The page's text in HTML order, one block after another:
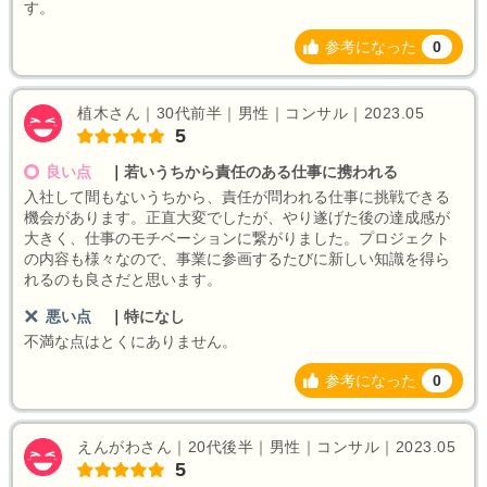
す。
参考になった 0
植木さん｜30代前半｜男性｜コンサル｜2023.05
5
良い点
若いうちから責任のある仕事に携われる
入社して間もないうちから、責任が問われる仕事に挑戦できる
機会があります。正直大変でしたが、やり遂げた後の達成感が
大きく、仕事のモチベーションに繋がりました。プロジェクト
の内容も様々なので、事業に参画するたびに新しい知識を得ら
れるのも良さだと思います。
悪い点
特になし
不満な点はとくにありません。
参考になった 0
えんがわさん｜20代後半｜男性｜コンサル｜2023.05
5